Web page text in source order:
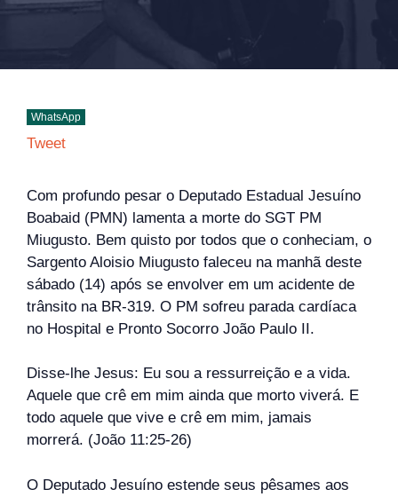
WhatsApp
Tweet
Com profundo pesar o Deputado Estadual Jesuíno
Boabaid (PMN) lamenta a morte do SGT PM
Miugusto. Bem quisto por todos que o conheciam, o
Sargento Aloisio Miugusto faleceu na manhã deste
sábado (14) após se envolver em um acidente de
trânsito na BR-319. O PM sofreu parada cardíaca
no Hospital e Pronto Socorro João Paulo II.
Disse-lhe Jesus: Eu sou a ressurreição e a vida.
Aquele que crê em mim ainda que morto viverá. E
todo aquele que vive e crê em mim, jamais
morrerá. (João 11:25-26)
O Deputado Jesuíno estende seus pêsames aos